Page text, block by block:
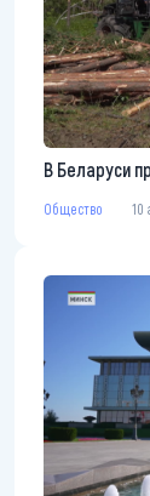
В Беларуси
Общество 10